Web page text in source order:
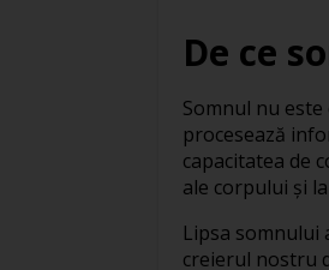
De ce
Somnul nu
procesează
capacitatea de
ale corpului și
Lipsa somnului
creierul nostru